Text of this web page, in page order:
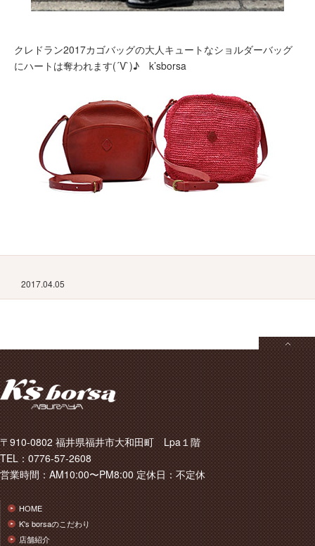
クレドラン2017カゴバッグの大人キュートなショルダーバッグ
にハートは奪われます(´V`)♪ k’sborsa
2017.04.05
〒910-0802 福井県福井市大和田町 Lpa１階
TEL：0776-57-2608
営業時間：AM10:00〜PM8:00 定休日：不定休
HOME
K's borsaのこだわり
店舗紹介